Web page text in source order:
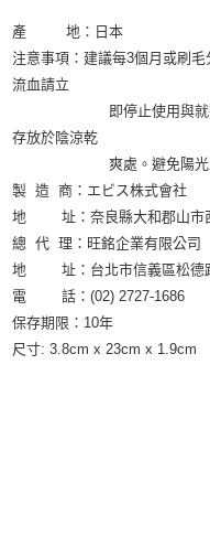
產 地：日本
注意事項：建議每3個月或刷
流血請立
即停止使用與就醫診治
存放於陰涼乾
爽處。避免陽光直
製 造 商：エビス株式會社
地 址：奈良縣大和郡山市
總 代 理：旺銘企業有限公司
地 址：台北市信義區松德
電 話：(02) 2727-1686
保存期限：10年
尺寸: 3.8cm x 23cm x 1.9cm